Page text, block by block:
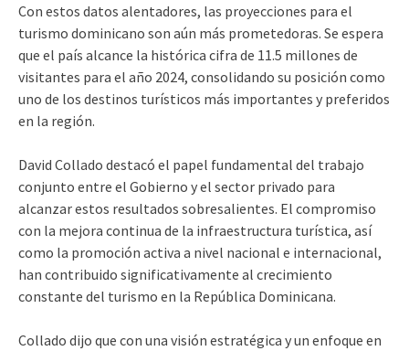
Con estos datos alentadores, las proyecciones para el
turismo dominicano son aún más prometedoras. Se espera
que el país alcance la histórica cifra de 11.5 millones de
visitantes para el año 2024, consolidando su posición como
uno de los destinos turísticos más importantes y preferidos
en la región.
David Collado destacó el papel fundamental del trabajo
conjunto entre el Gobierno y el sector privado para
alcanzar estos resultados sobresalientes. El compromiso
con la mejora continua de la infraestructura turística, así
como la promoción activa a nivel nacional e internacional,
han contribuido significativamente al crecimiento
constante del turismo en la República Dominicana.
Collado dijo que con una visión estratégica y un enfoque en